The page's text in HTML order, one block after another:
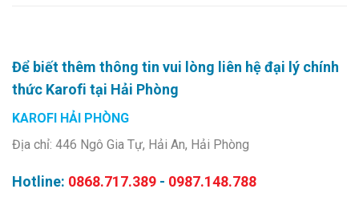
Để biết thêm thông tin vui lòng liên hệ đại lý chính
thức Karofi tại Hải Phòng
KAROFI HẢI PHÒNG
Địa chỉ: 446 Ngô Gia Tự, Hải An, Hải Phòng
Hotline: 0868.717.389 - 0987.148.788